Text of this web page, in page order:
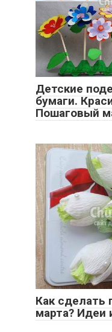
Детские
бумаги.
Пошаговый
Как сделать
марта? Идеи